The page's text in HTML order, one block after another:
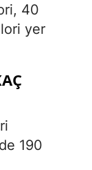
40
yer
190